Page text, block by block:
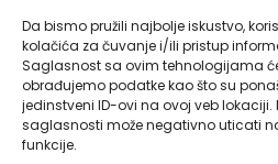
Da bismo pružili najbolje iskustvo,
kolačića za čuvanje i/ili pristup
Saglasnost sa ovim tehnologijama
obrađujemo podatke kao što su
jedinstveni ID-ovi na ovoj veb
saglasnosti može negativno uticati
funkcije.
E-Matičar
72 sata sistem